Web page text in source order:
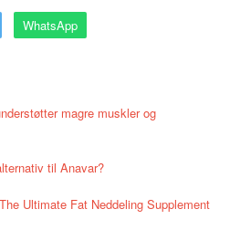
WhatsApp
magre muskler og
til Anavar?
Ultimate Fat Neddeling Supplement